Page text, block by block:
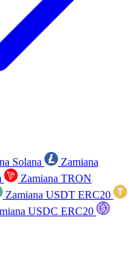
Solana
Zamiana
Zamiana TRON
Zamiana USDT ERC20
USDC ERC20